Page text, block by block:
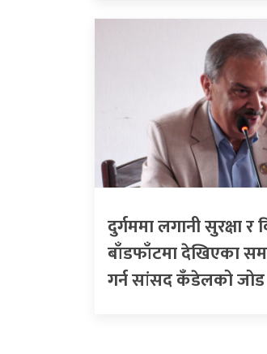
दुर्गममा लगानी सुरक्षा र
बाँडफाँटमा देखिएका
गर्न सांसद कँडेलको जोड